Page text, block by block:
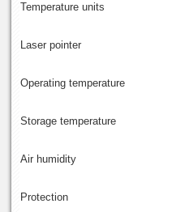
Temperature units
Laser pointer
Operating temperature
Storage temperature
Air humidity
Protection